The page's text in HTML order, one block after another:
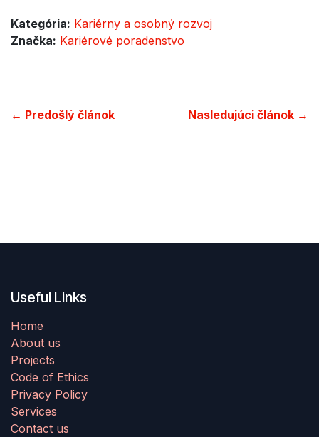
Kategória: Kariérny a osobný rozvoj
Značka: Kariérové poradenstvo
← Predošlý článok Nasledujúci článok →
Useful Links
Home
About us
Projects
Code of Ethics
Privacy Policy
Services
Contact us